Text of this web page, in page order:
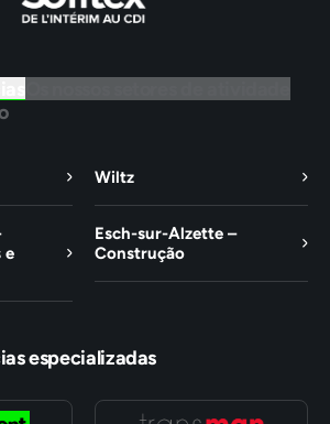
Wiltz
e
Esch-sur-Alzette –
Construção
especializadas